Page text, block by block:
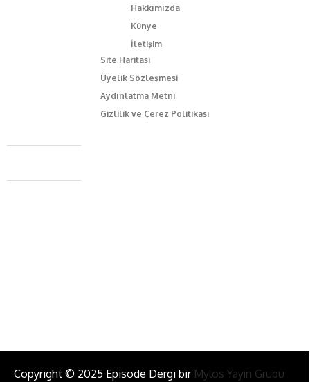
Hakkımızda
Künye
İletişim
Site Haritası
Üyelik Sözleşmesi
Aydınlatma Metni
Gizlilik ve Çerez Politikası
Caferağa Mah. Dr. Şakir Paşa Sok. No3/A Kadıköy İstanbul
+90 543 345 46 00
Copyright © 2025 Episode Dergi bir Mylos Yayın Grubu